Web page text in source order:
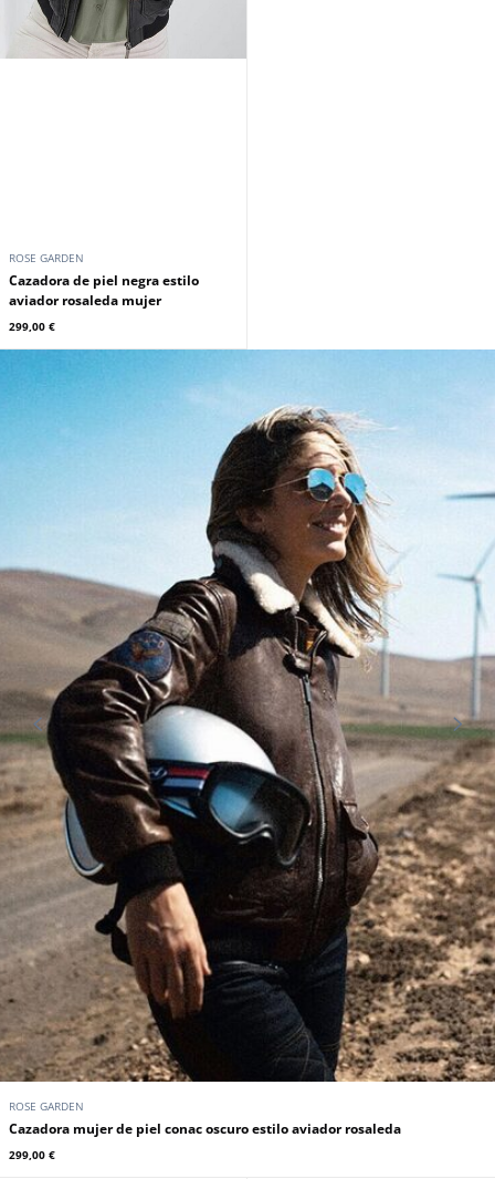
ROSE GARDEN
Cazadora de piel negra estilo
aviador rosaleda mujer
299,00 €
ROSE GARDEN
Cazadora mujer de piel conac oscuro estilo aviador rosaleda
299,00 €